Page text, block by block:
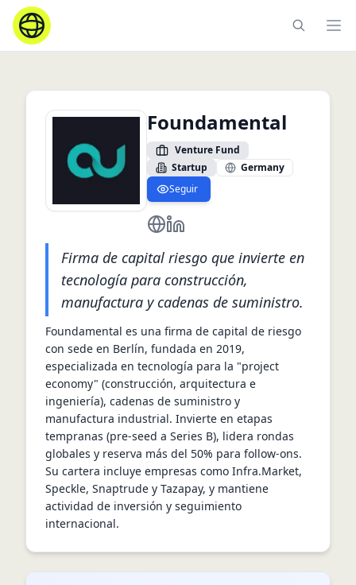
Foundamental
Venture Fund
Startup
Germany
Seguir
https://foundamental.com/
https://de.linkedin.com/
Firma de capital riesgo que invierte en
tecnología para construcción,
manufactura y cadenas de suministro.
Foundamental es una firma de capital de riesgo
con sede en Berlín, fundada en 2019,
especializada en tecnología para la "project
economy" (construcción, arquitectura e
ingeniería), cadenas de suministro y
manufactura industrial. Invierte en etapas
tempranas (pre-seed a Series B), lidera rondas
globales y reserva más del 50% para follow‑ons.
Su cartera incluye empresas como Infra.Market,
Speckle, Snaptrude y Tazapay, y mantiene
actividad de inversión y seguimiento
internacional.